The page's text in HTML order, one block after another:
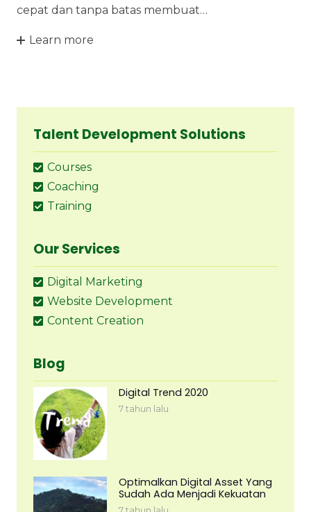
cepat dan tanpa batas membuat…
Learn more
Talent Development Solutions
Courses
Coaching
Training
Our Services
Digital Marketing
Website Development
Content Creation
Blog
Digital Trend 2020
7 tahun lalu
Optimalkan Digital Asset Yang
Sudah Ada Menjadi Kekuatan